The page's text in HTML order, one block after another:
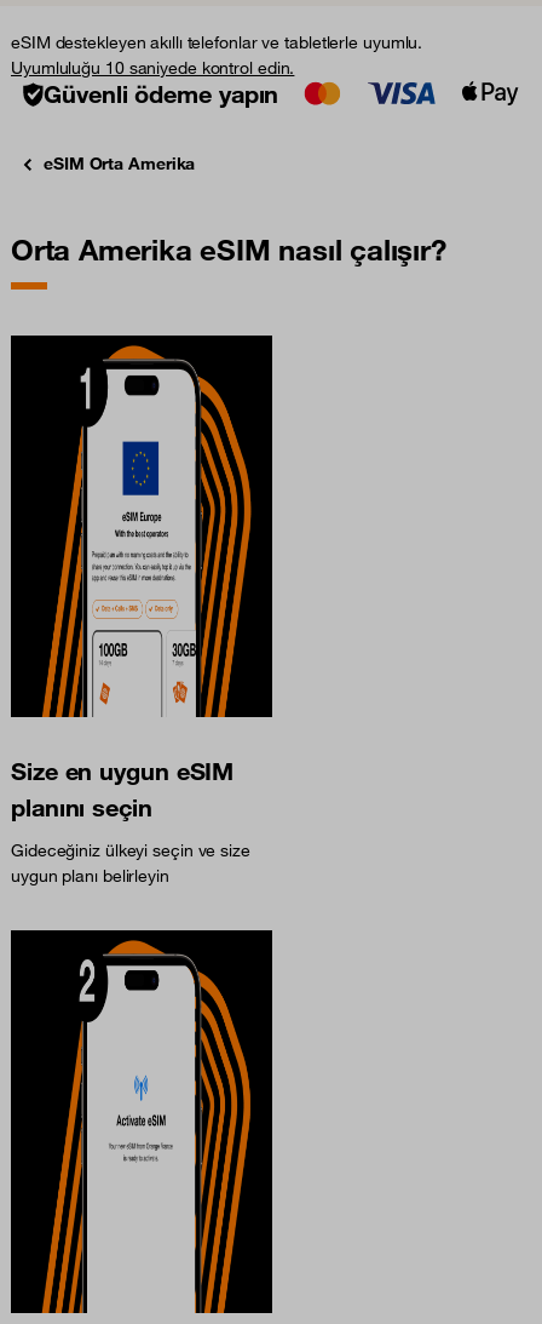
eSIM destekleyen akıllı telefonlar ve tabletlerle uyumlu.
Uyumluluğu 10 saniyede kontrol edin.
Güvenli ödeme yapın
eSIM Orta Amerika
Orta Amerika eSIM nasıl çalışır?
Size en uygun eSIM
planını seçin
Gideceğiniz ülkeyi seçin ve size
uygun planı belirleyin